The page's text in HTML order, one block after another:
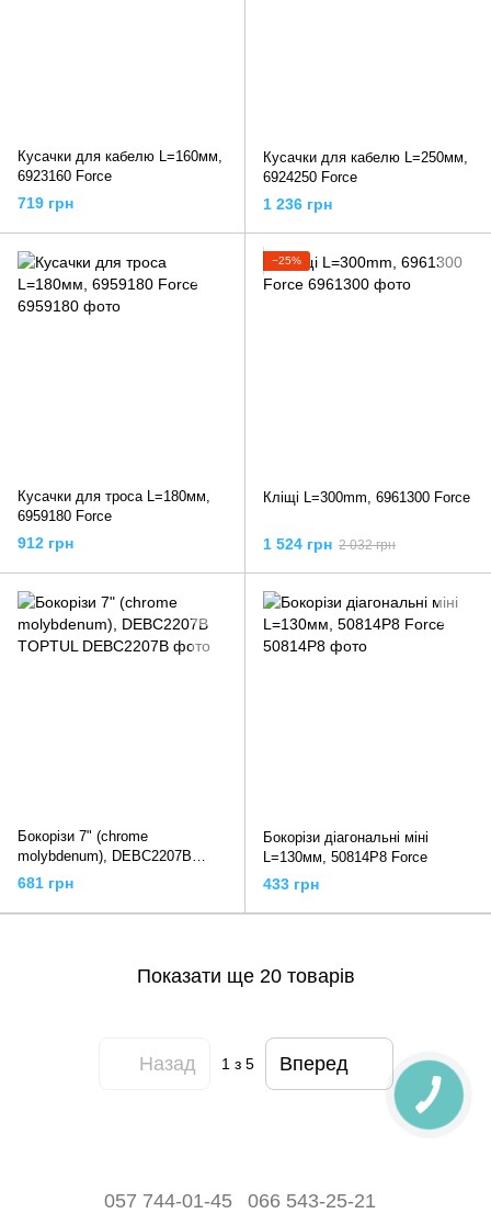
Кусачки для кабелю L=160мм,
6923160 Force
719 грн
Кусачки для кабелю L=250мм,
6924250 Force
1 236 грн
Кусачки для троса L=180мм,
6959180 Force
912 грн
−25%
Кліщі L=300mm, 6961300 Force
1 524 грн 2 032 грн
Бокорізи 7" (chrome
molybdenum), DEBC2207B
TOPTUL
681 грн
Бокорізи діагональні міні
L=130мм, 50814P8 Force
433 грн
Показати ще 20 товарів
Назад 1з 5 Вперед
057 744-01-45 066 543-25-21